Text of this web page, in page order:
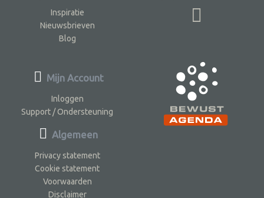
Inspiratie
Nieuwsbrieven
Blog
Mijn Account
Inloggen
Support / Ondersteuning
Algemeen
Privacy statement
Cookie statement
Voorwaarden
Disclaimer